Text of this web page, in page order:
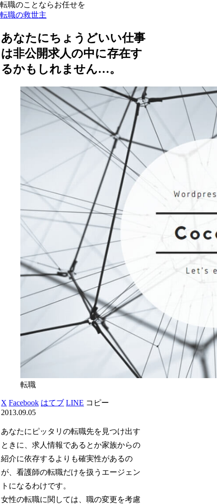
転職のことならお任せを
転職の救世主
あなたにちょうどいい仕事
は非公開求人の中に存在す
るかもしれません…。
転職
X Facebook はてブ LINE コピー
2013.09.05
あなたにピッタリの転職先を見つけ出す
ときに、求人情報であるとか家族からの
紹介に依存するよりも確実性があるの
が、看護師の転職だけを扱うエージェン
トになるわけです。
女性の転職に関しては、職の変更を考慮